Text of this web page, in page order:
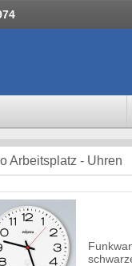
Arbeitsplatz - Uhren